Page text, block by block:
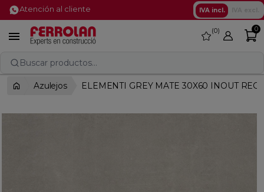
Atención al cliente IVA incl.
 favorite
0 0
Buscar productos...
Azulejos ELEMENTI GREY MATE 30X60 INOUT